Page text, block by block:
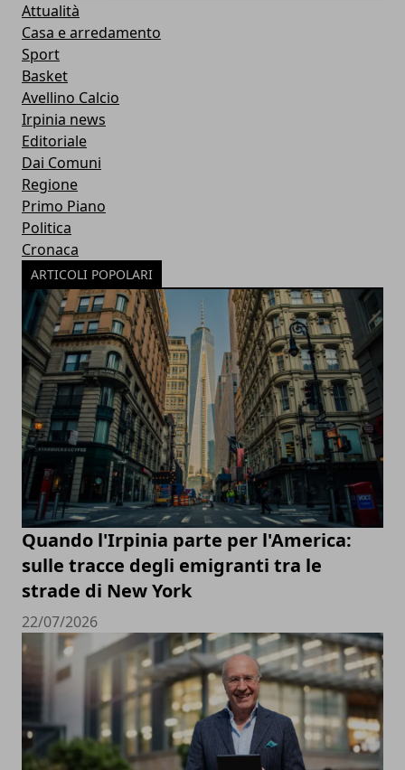
Attualità
Casa e arredamento
Sport
Basket
Avellino Calcio
Irpinia news
Editoriale
Dai Comuni
Regione
Primo Piano
Politica
Cronaca
ARTICOLI POPOLARI
Quando l'Irpinia parte per l'America:
sulle tracce degli emigranti tra le
strade di New York
22/07/2026